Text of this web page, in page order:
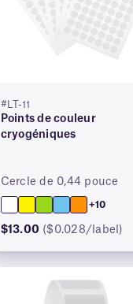
#LT-11
Points de couleur
cryogéniques
Cercle de 0,44 pouce
+10
$13.00 ($0.028/label)